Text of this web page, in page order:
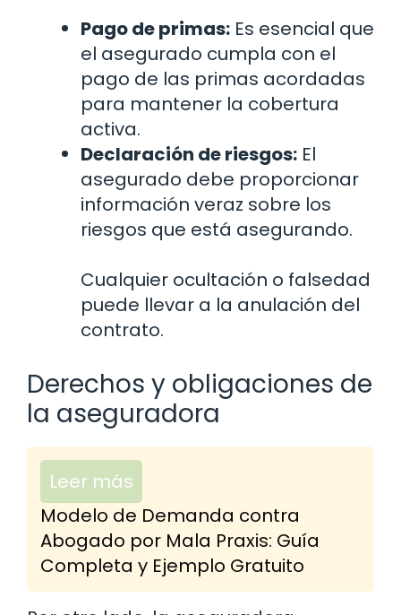
Pago de primas: Es esencial que
el asegurado cumpla con el
pago de las primas acordadas
para mantener la cobertura
activa.
Declaración de riesgos: El
asegurado debe proporcionar
información veraz sobre los
riesgos que está asegurando.
Cualquier ocultación o falsedad
puede llevar a la anulación del
contrato.
Derechos y obligaciones de
la aseguradora
Leer más
Modelo de Demanda contra
Abogado por Mala Praxis: Guía
Completa y Ejemplo Gratuito